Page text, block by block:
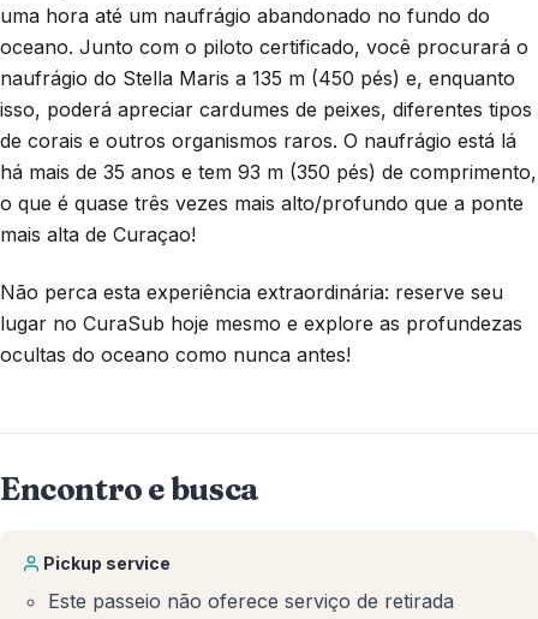
uma hora até um naufrágio abandonado no fundo do
oceano. Junto com o piloto certificado, você procurará o
naufrágio do Stella Maris a 135 m (450 pés) e, enquanto
isso, poderá apreciar cardumes de peixes, diferentes tipos
de corais e outros organismos raros. O naufrágio está lá
há mais de 35 anos e tem 93 m (350 pés) de comprimento,
o que é quase três vezes mais alto/profundo que a ponte
mais alta de Curaçao!
Não perca esta experiência extraordinária: reserve seu
lugar no CuraSub hoje mesmo e explore as profundezas
ocultas do oceano como nunca antes!
Encontro e busca
Pickup service
Este passeio não oferece serviço de retirada